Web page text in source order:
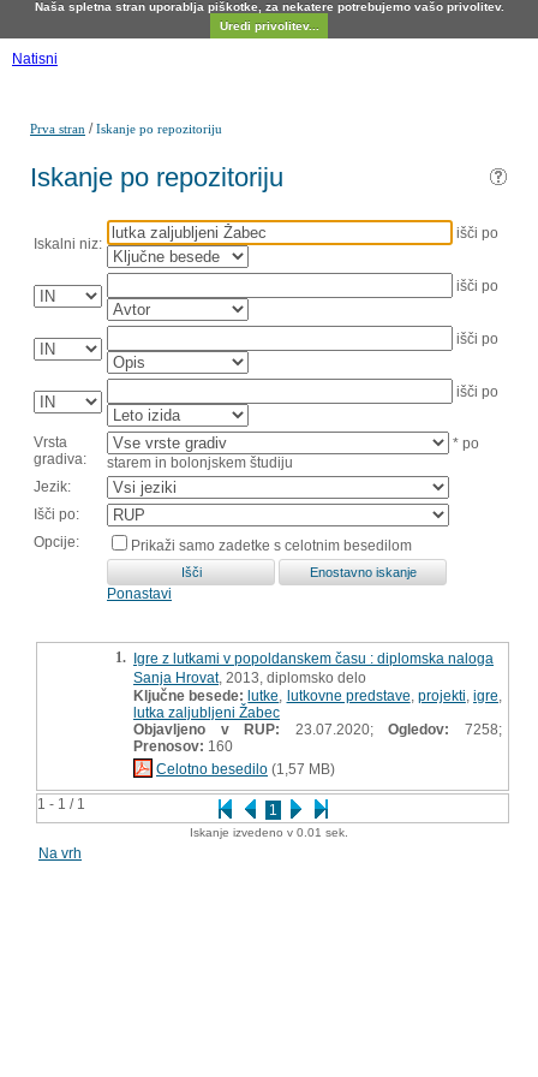
Naša spletna stran uporablja piškotke, za nekatere potrebujemo vašo privolitev.
Uredi privolitev...
Natisni
Prva stran /Iskanje po repozitoriju
Iskanje po repozitoriju
Iskalni niz:
išči po
išči po
išči po
išči po
Vrsta
gradiva:
* po
starem in bolonjskem študiju
Jezik:
Išči po:
Opcije:
Prikaži samo zadetke s celotnim besedilom
Ponastavi
1 - 1 / 1 1
1. Igre z lutkami v popoldanskem času : diplomska naloga
Sanja Hrovat, 2013, diplomsko delo
Ključne besede: lutke lutkovne predstave projekti ,igre
lutka zaljubljeni Žabec
Objavljeno v RUP: 23.07.2020;Ogledov:
7258;
Prenosov: 160
Celotno besedilo (1,57 MB)
Iskanje izvedeno v 0.01 sek.
Na vrh